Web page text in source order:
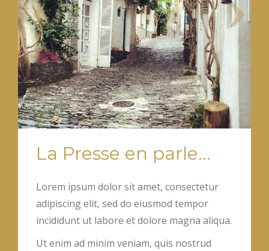
La Presse en parle…
Lorem ipsum dolor sit amet, consectetur
adipiscing elit, sed do eiusmod tempor
incididunt ut labore et dolore magna aliqua.
Ut enim ad minim veniam, quis nostrud